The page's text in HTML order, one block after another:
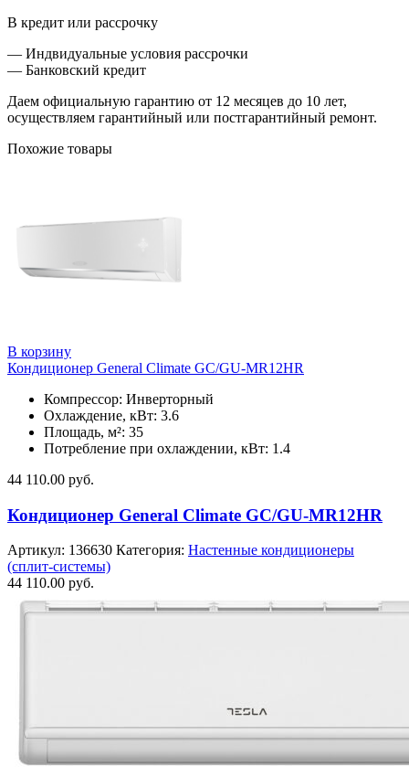
В кредит или рассрочку
— Индвидуальные условия рассрочки
— Банковский кредит
Даем официальную гарантию от 12 месяцев до 10 лет,
осуществляем гарантийный или постгарантийный ремонт.
Похожие товары
В корзину
Кондиционер General Climate GC/GU-MR12HR
Компрессор: Инверторный
Охлаждение, кВт: 3.6
Площадь, м²: 35
Потребление при охлаждении, кВт: 1.4
44 110.00 руб.
Кондиционер General Climate GC/GU-MR12HR
Артикул: 136630 Категория: Настенные кондиционеры
(сплит-системы)
44 110.00 руб.